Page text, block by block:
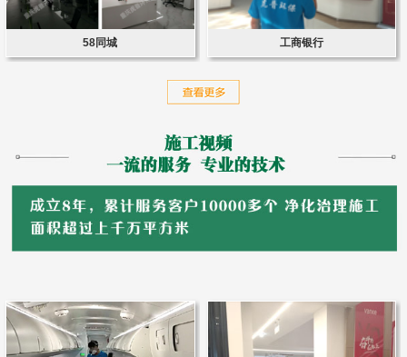
58同城 工商银行